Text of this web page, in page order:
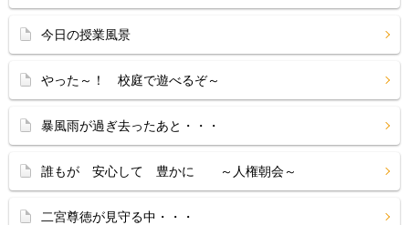
今日の授業風景
やった～！ 校庭で遊べるぞ～
暴風雨が過ぎ去ったあと・・・
誰もが 安心して 豊かに ～人権朝会～
二宮尊徳が見守る中・・・